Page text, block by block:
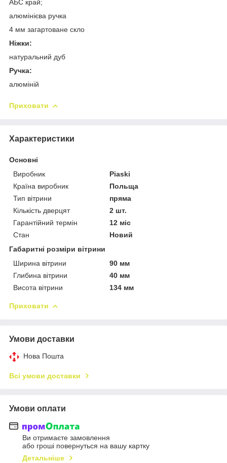
АБС край;
алюмінієва ручка
4 мм загартоване скло
Ніжки:
натуральний дуб
Ручка:
алюміній
Приховати
Характеристики
Основні
Виробник
Piaski
Країна виробник
Польща
Тип вітрини
пряма
Кількість дверцят
2 шт.
Гарантійний термін
12 міс
Стан
Новий
Габаритні розміри вітрини
Ширина вітрини
90 мм
Глибина вітрини
40 мм
Висота вітрини
134 мм
Приховати
Умови доставки
Нова Пошта
Всі умови доставки
Умови оплати
Ви отримаєте замовлення
або гроші повернуться на вашу картку
Детальніше